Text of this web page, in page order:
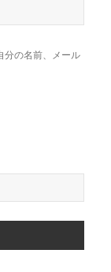
分の名前、メール